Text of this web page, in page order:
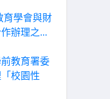
育學會與財
辦理之...
教育署委
校園性